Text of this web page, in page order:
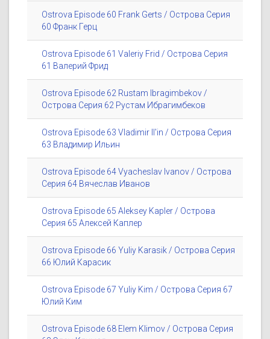
Ostrova Episode 60 Frank Gerts / Острова Серия
60 Франк Герц
Ostrova Episode 61 Valeriy Frid / Острова Серия
61 Валерий Фрид
Ostrova Episode 62 Rustam Ibragimbekov /
Острова Серия 62 Рустам Ибрагимбеков
Ostrova Episode 63 Vladimir Il'in / Острова Серия
63 Владимир Ильин
Ostrova Episode 64 Vyacheslav Ivanov / Острова
Серия 64 Вячеслав Иванов
Ostrova Episode 65 Aleksey Kapler / Острова
Серия 65 Алексей Каплер
Ostrova Episode 66 Yuliy Karasik / Острова Серия
66 Юлий Карасик
Ostrova Episode 67 Yuliy Kim / Острова Серия 67
Юлий Ким
Ostrova Episode 68 Elem Klimov / Острова Серия